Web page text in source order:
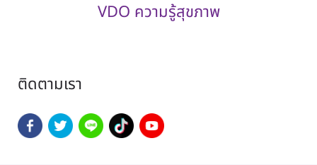
VDO ความรู้สุขภาพ
ติดตามเรา